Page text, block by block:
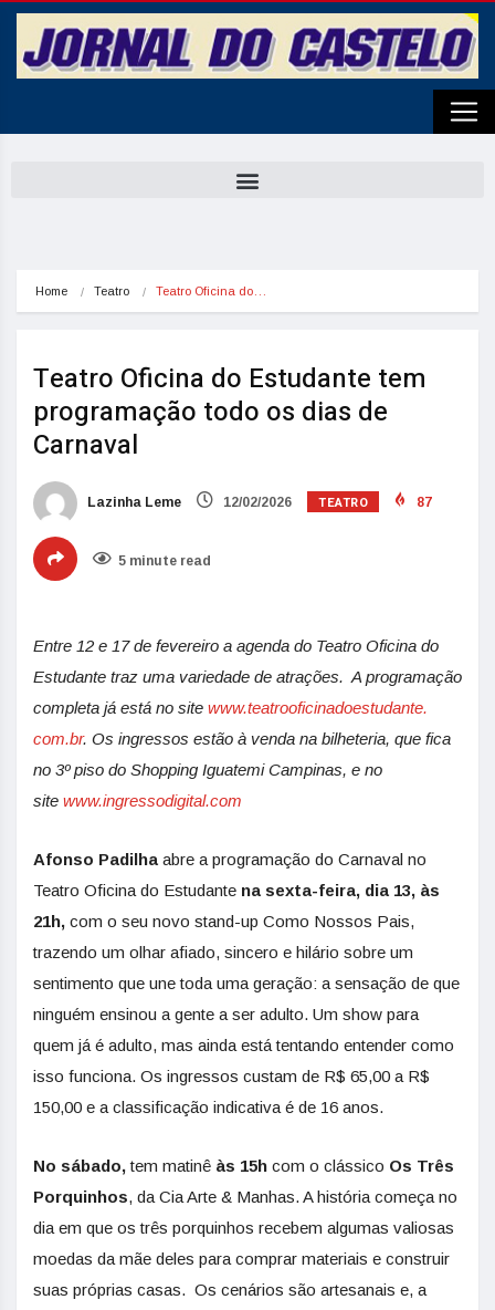
Home Teatro Teatro Oficina do…
Teatro Oficina do Estudante tem
programação todo os dias de
Carnaval
Lazinha Leme 12/02/2026 TEATRO 87
5 minute read
Entre 12 e 17 de fevereiro a agenda do Teatro Oficina do
Estudante traz uma variedade de atrações. A programação
completa já está no site www.teatrooficinadoestudante.
com.br. Os ingressos estão à venda na bilheteria, que fica
no 3º piso do Shopping IguatemiCampinas, e no
site www.ingressodigital.com
Afonso Padilha abre a programação do Carnaval no
Teatro Oficina do Estudante na sexta-feira, dia 13, às
21h, com o seu novo stand-up Como Nossos Pais,
trazendo um olhar afiado, sincero e hilário sobre um
sentimento que une toda uma geração: a sensação de que
ninguém ensinou a gente a ser adulto. Um show para
quem já é adulto, mas ainda está tentando entender como
isso funciona. Os ingressos custam de R$ 65,00 a R$
150,00 e a classificação indicativa é de 16 anos.
No sábado,tem matinê às 15h com o clássico Os Três
Porquinhos, da Cia Arte & Manhas. A história começa no
dia em que os três porquinhos recebem algumas valiosas
moedas da mãe deles para comprar materiais e construir
suas próprias casas. Os cenários são artesanais e, a